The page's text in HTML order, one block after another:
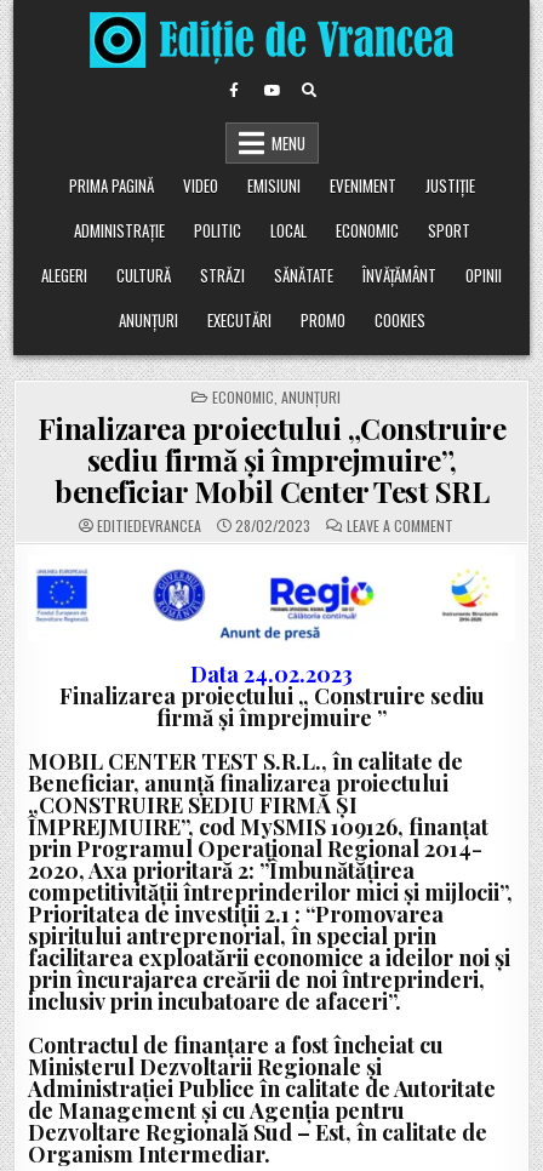
Skip
to
content
MENU
PRIMA PAGINĂ
VIDEO EMISIUNI EVENIMENT
JUSTIȚIE
ADMINISTRAȚIE
POLITIC LOCAL ECONOMIC
SPORT
ALEGERI
CULTURĂ STRĂZI SĂNĂTATE ÎNVĂȚĂMÂNT
OPINII
ANUNȚURI
EXECUTĂRI PROMO COOKIES
POSTED
IN
ECONOMIC ANUNȚURI
Finalizarea proiectului „Construire
sediu firmă și împrejmuire”,
beneficiar Mobil Center Test SRL
EDITIEDEVRANCEA 28/02/2023 LEAVE A COMMENTON
FINALIZAREA
„CONSTRUIRE
SEDIU
FIRMĂ
ȘI
ÎMPREJMUIRE”,
TEST
SRL
Data 24.02.2023
Finalizarea proiectului „ Construire sediu
firmă și împrejmuire ”
MOBIL CENTER TEST S.R.L., în calitate de
Beneficiar, anunță finalizarea proiectului
„CONSTRUIRE SEDIU FIRMĂ ȘI
ÎMPREJMUIRE”, cod MySMIS 109126, finanțat
prin Programul Operaţional Regional 2014-
2020, Axa prioritară 2: ”Îmbunătăţirea
competitivităţii întreprinderilor mici și mijlocii”,
Prioritatea de investiţii 2.1 : “Promovarea
spiritului antreprenorial, în special prin
facilitarea exploatării economice a ideilor noi și
prin încurajarea creării de noi întreprinderi,
inclusiv prin incubatoare de afaceri”.
Contractul de finanțare a fost încheiat cu
Ministerul Dezvoltarii Regionale și
Administrației Publice în calitate de Autoritate
de Management și cu Agenţia pentru
Dezvoltare Regională Sud – Est, în calitate de
Organism Intermediar.